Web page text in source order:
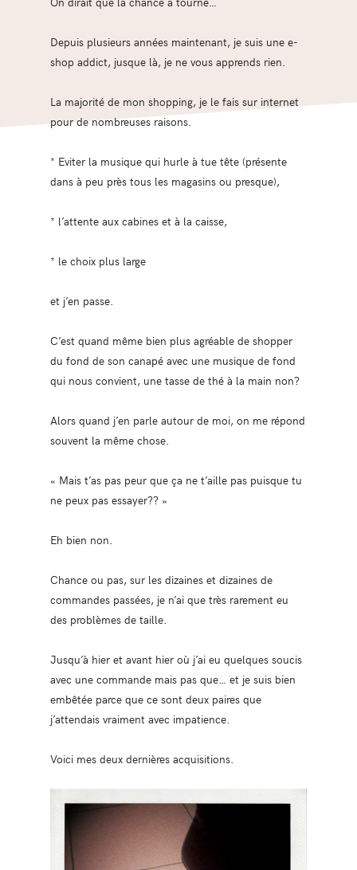
Depuis plusieurs années maintenant, je suis une e-
shop addict, jusque là, je ne vous apprends rien.
La majorité de mon shopping, je le fais sur internet
pour de nombreuses raisons.
* Eviter la musique qui hurle à tue tête (présente
dans à peu près tous les magasins ou presque),
* l’attente aux cabines et à la caisse,
* le choix plus large
et j’en passe.
C’est quand même bien plus agréable de shopper
du fond de son canapé avec une musique de fond
qui nous convient, une tasse de thé à la main non?
Alors quand j’en parle autour de moi, on me répond
souvent la même chose.
« Mais t’as pas peur que ça ne t’aille pas puisque tu
ne peux pas essayer?? »
Eh bien non.
Chance ou pas, sur les dizaines et dizaines de
commandes passées, je n’ai que très rarement eu
des problèmes de taille.
Jusqu’à hier et avant hier où j’ai eu quelques soucis
avec une commande mais pas que… et je suis bien
embêtée parce que ce sont deux paires que
j’attendais vraiment avec impatience.
Voici mes deux dernières acquisitions.